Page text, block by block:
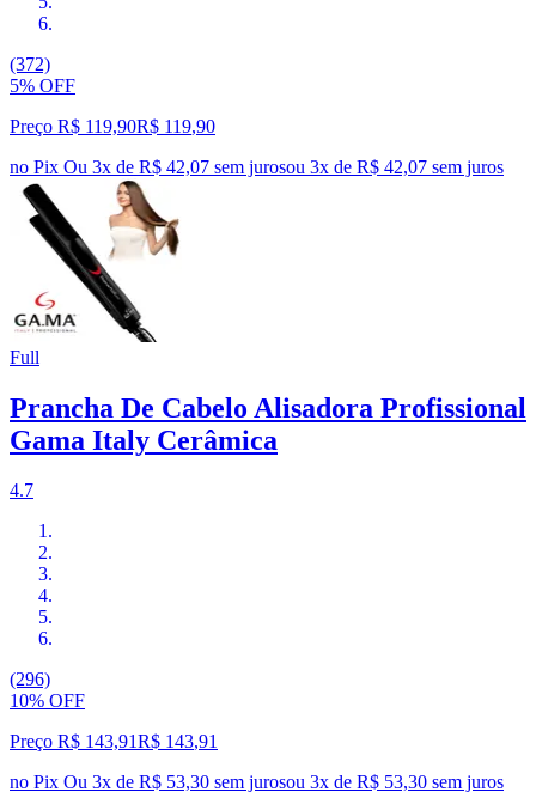
(372)
5% OFF
Preço R$ 119,90R$ 119,90
no Pix Ou 3x de R$ 42,07 sem jurosou 3x de R$ 42,07 sem juros
Full
Prancha De Cabelo Alisadora Profissional
Gama Italy Cerâmica
4.7
(296)
10% OFF
Preço R$ 143,91R$ 143,91
no Pix Ou 3x de R$ 53,30 sem jurosou 3x de R$ 53,30 sem juros